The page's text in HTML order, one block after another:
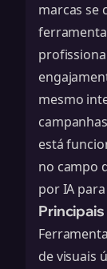
marcas se
mesmo
está
no campo
por IA
de visuais